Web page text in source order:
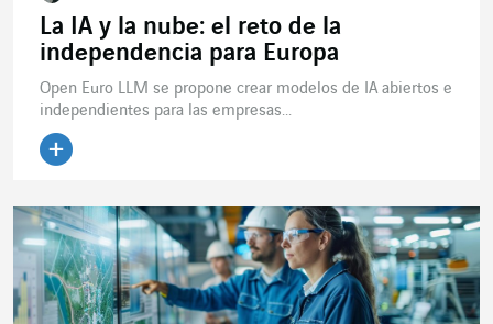
La IA y la nube: el reto de la
independencia para Europa
Open Euro LLM se propone crear modelos de IA abiertos e
independientes para las empresas...